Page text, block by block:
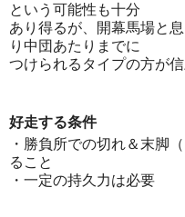
という可能性も十分
あり得るが、開幕馬場と
り中団あたりまでに
つけられるタイプの方が信
好走する条件
・勝負所での切れ＆末脚
ること
・一定の持久力は必要